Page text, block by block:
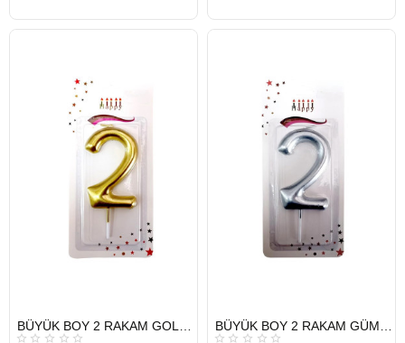
HIZLI
GÖNDERİ
BÜYÜK BOY 2 RAKAM GOLD MUM 13,5CM
HIZLI
GÖNDERİ
BÜYÜK BOY 2 RAKAM GÜMÜŞ MUM 13,5CM